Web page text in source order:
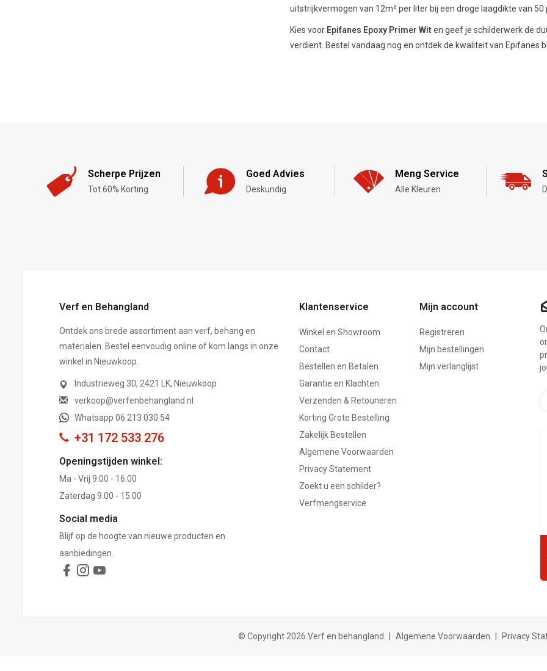
uitstrijkvermogen van 12m² per liter bij een droge laagdikte van 50
Kies voor Epifanes Epoxy Primer Witen geef je schilderwerk de
verdient. Bestel vandaag nog en ontdek de kwaliteit van Epifanes
Scherpe Prijzen
Tot 60% Korting
Goed Advies
Deskundig
Meng Service
Alle Kleuren
Verf en Behangland
Ontdek ons brede assortiment aan verf, behang en
materialen. Bestel eenvoudig online of kom langs in onze
winkel in Nieuwkoop.
Industrieweg 3D, 2421 LK, Nieuwkoop
verkoop@verfenbehangland.nl
Whatsapp 06 213 030 54
+31 172 533 276
Openingstijden winkel:
Ma - Vrij 9.00 - 16.00
Zaterdag 9.00 - 15.00
Social media
Blijf op de hoogte van nieuwe producten en
aanbiedingen.
Klantenservice
Winkel en Showroom
Contact
Bestellen en Betalen
Garantie en Klachten
Verzenden & Retouneren
Korting Grote Bestelling
Zakelijk Bestellen
Algemene Voorwaarden
Privacy Statement
Zoekt u een schilder?
Verfmengservice
Mijn account
Registreren
Mijn bestellingen
Mijn verlanglijst
© Copyright 2026 Verf en behangland Algemene Voorwaarden Privacy